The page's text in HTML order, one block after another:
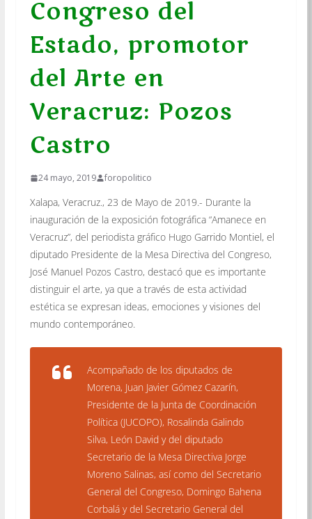
Congreso del
Estado, promotor
del Arte en
Veracruz: Pozos
Castro
24 mayo, 2019 foropolitico
Xalapa, Veracruz., 23 de Mayo de 2019.- Durante la
inauguración de la exposición fotográfica “Amanece en
Veracruz”, del periodista gráfico Hugo Garrido Montiel, el
diputado Presidente de la Mesa Directiva del Congreso,
José Manuel Pozos Castro, destacó que es importante
distinguir el arte, ya que a través de esta actividad
estética se expresan ideas, emociones y visiones del
mundo contemporáneo.
Acompañado de los diputados de
Morena, Juan Javier Gómez Cazarín,
Presidente de la Junta de Coordinación
Política (JUCOPO), Rosalinda Galindo
Silva, León David y del diputado
Secretario de la Mesa Directiva Jorge
Moreno Salinas, así como del Secretario
General del Congreso, Domingo Bahena
Corbalá y del Secretario General del